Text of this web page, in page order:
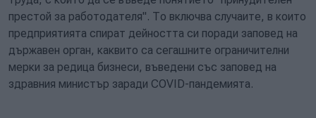
престой за работодателя". То включва случаите, в които
предприятията спират дейността си поради заповед на
държавен орган, каквито са сегашните ограничителни
мерки за редица бизнеси, въведени със заповед на
здравния министър заради COVID-пандемията.